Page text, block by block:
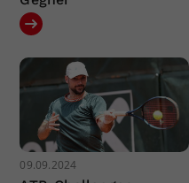
09.09.2024